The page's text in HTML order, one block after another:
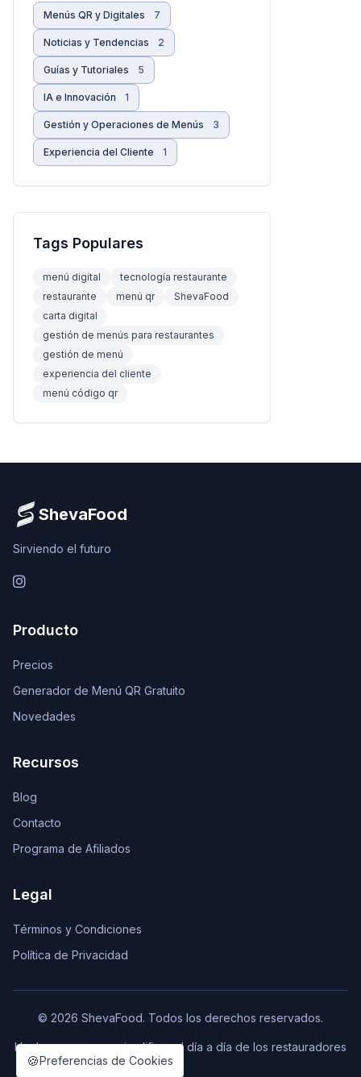
Menús QR y Digitales 7
Noticias y Tendencias 2
Guías y Tutoriales 5
IA e Innovación 1
Gestión y Operaciones de Menús 3
Experiencia del Cliente 1
Tags Populares
menú digital
tecnología restaurante
restaurante
menú qr
ShevaFood
carta digital
gestión de menús para restaurantes
gestión de menú
experiencia del cliente
menú código qr
ShevaFood
Sirviendo el futuro
Instagram
Producto
Precios
Generador de Menú QR Gratuito
Novedades
Recursos
Blog
Contacto
Programa de Afiliados
Legal
Términos y Condiciones
Política de Privacidad
© 2026 ShevaFood. Todos los derechos reservados.
Hecho con ❤️ para simplificar el día a día de los restauradores
🍪Preferencias de Cookies